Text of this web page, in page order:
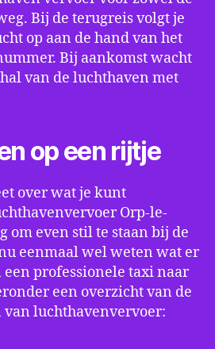
Bij de terugreis volgt je
op aan de hand van het
Bij aankomst wacht
van de luchthaven met
op een rijtje
over wat je kunt
Orp-le-
om even stil te staan bij de
eenmaal wel weten wat er
een professionele taxi naar
een overzicht van de
van luchthavenvervoer: